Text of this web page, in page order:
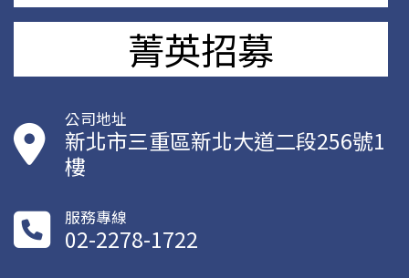
菁英招募
公司地址
新北市三重區新北大道二段256號1
樓
服務專線
02-2278-1722